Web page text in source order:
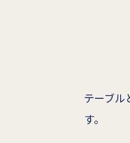
テーブル
す。